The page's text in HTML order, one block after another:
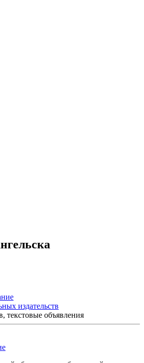
издательств
текстовые объявления